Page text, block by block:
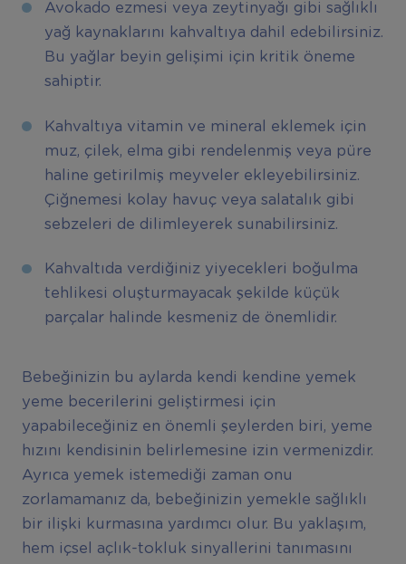
Avokado ezmesi veya zeytinyağı gibi sağlıklı
yağ kaynaklarını kahvaltıya dahil edebilirsiniz.
Bu yağlar beyin gelişimi için kritik öneme
sahiptir.
Kahvaltıya vitamin ve mineral eklemek için
muz, çilek, elma gibi rendelenmiş veya püre
haline getirilmiş meyveler ekleyebilirsiniz.
Çiğnemesi kolay havuç veya salatalık gibi
sebzeleri de dilimleyerek sunabilirsiniz.
Kahvaltıda verdiğiniz yiyecekleri boğulma
tehlikesi oluşturmayacak şekilde küçük
parçalar halinde kesmeniz de önemlidir.
Bebeğinizin bu aylarda kendi kendine yemek
yeme becerilerini geliştirmesi için
yapabileceğiniz en önemli şeylerden biri, yeme
hızını kendisinin belirlemesine izin vermenizdir.
Ayrıca yemek istemediği zaman onu
zorlamamanız da, bebeğinizin yemekle sağlıklı
bir ilişki kurmasına yardımcı olur. Bu yaklaşım,
hem içsel açlık-tokluk sinyallerini tanımasını